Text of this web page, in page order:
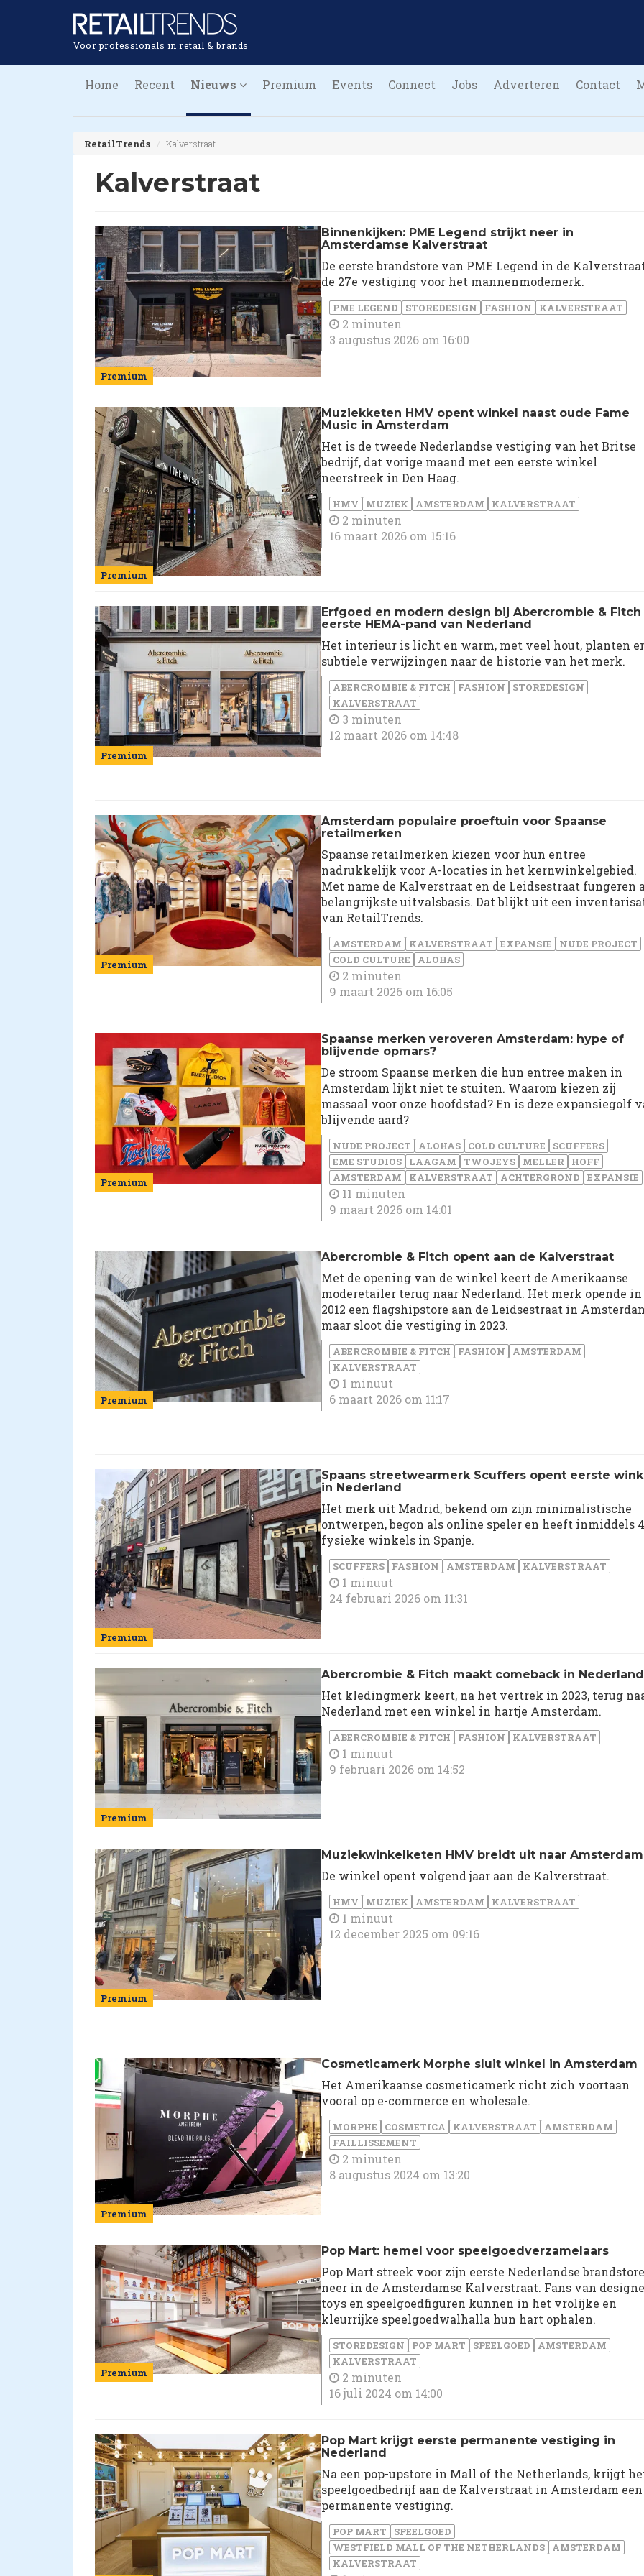
Voor professionals in retail & brands
Home Recent Nieuws Premium Events Connect Jobs Adverteren Contact
RetailTrends Kalverstraat
Kalverstraat
Premium
Binnenkijken: PME Legend strijkt neer in
Amsterdamse Kalverstraat
De eerste brandstore van PME Legend in de
de 27e vestiging voor het mannenmodemerk.
PME LEGEND STOREDESIGN FASHION KALVERSTRAAT
2 minuten
3 augustus 2026 om 16:00
Premium
Muziekketen HMV opent winkel naast oude Fame
Music in Amsterdam
Het is de tweede Nederlandse vestiging van het Britse
bedrijf, dat vorige maand met een eerste winkel
neerstreek in Den Haag.
HMV MUZIEK AMSTERDAM KALVERSTRAAT
2 minuten
16 maart 2026 om 15:16
Premium
Erfgoed en modern design bij Abercrombie & Fitch
eerste HEMA-pand van Nederland
Het interieur is licht en warm, met veel hout, planten
subtiele verwijzingen naar de historie van het merk.
ABERCROMBIE & FITCH FASHION
STOREDESIGN
KALVERSTRAAT
3 minuten
12 maart 2026 om 14:48
Premium
Amsterdam populaire proeftuin voor Spaanse
retailmerken
Spaanse retailmerken kiezen voor hun entree
nadrukkelijk voor A-locaties in het kernwinkelgebied.
Met name de Kalverstraat en de Leidsestraat fungeren
belangrijkste uitvalsbasis. Dat blijkt uit een
van RetailTrends.
AMSTERDAM KALVERSTRAAT EXPANSIE
NUDE PROJECT
COLD CULTURE
ALOHAS
2 minuten
9 maart 2026 om 16:05
Premium
Spaanse merken veroveren Amsterdam: hype of
blijvende opmars?
De stroom Spaanse merken die hun entree maken in
Amsterdam lijkt niet te stuiten. Waarom kiezen zij
massaal voor onze hoofdstad? En is deze expansiegolf
blijvende aard?
NUDE PROJECT ALOHAS COLD CULTURE
SCUFFERS
EME STUDIOS
LAAGAM TWOJEYS MELLER
HOFF
AMSTERDAM
KALVERSTRAAT ACHTERGROND EXPANSIE
11 minuten
9 maart 2026 om 14:01
Premium
Abercrombie & Fitch opent aan de Kalverstraat
Met de opening van de winkel keert de Amerikaanse
moderetailer terug naar Nederland. Het merk opende in
2012 een flagshipstore aan de Leidsestraat in
maar sloot die vestiging in 2023.
ABERCROMBIE & FITCH FASHION
AMSTERDAM
KALVERSTRAAT
1 minuut
6 maart 2026 om 11:17
Premium
Spaans streetwearmerk Scuffers opent eerste
in Nederland
Het merk uit Madrid, bekend om zijn minimalistische
ontwerpen, begon als online speler en heeft inmiddels 4
fysieke winkels in Spanje.
SCUFFERS FASHION AMSTERDAM KALVERSTRAAT
1 minuut
24 februari 2026 om 11:31
Premium
Abercrombie & Fitch maakt comeback in Nederland
Het kledingmerk keert, na het vertrek in 2023, terug
Nederland met een winkel in hartje Amsterdam.
ABERCROMBIE & FITCH FASHION KALVERSTRAAT
1 minuut
9 februari 2026 om 14:52
Premium
Muziekwinkelketen HMV breidt uit naar Amsterdam
De winkel opent volgend jaar aan de Kalverstraat.
HMV MUZIEK AMSTERDAM KALVERSTRAAT
1 minuut
12 december 2025 om 09:16
Premium
Cosmeticamerk Morphe sluit winkel in Amsterdam
Het Amerikaanse cosmeticamerk richt zich voortaan
vooral op e-commerce en wholesale.
MORPHE COSMETICA KALVERSTRAAT
AMSTERDAM
FAILLISSEMENT
2 minuten
8 augustus 2024 om 13:20
Premium
Pop Mart: hemel voor speelgoedverzamelaars
Pop Mart streek voor zijn eerste Nederlandse brandstore
neer in de Amsterdamse Kalverstraat. Fans van
toys en speelgoedfiguren kunnen in het vrolijke en
kleurrijke speelgoedwalhalla hun hart ophalen.
STOREDESIGN POP MART SPEELGOED
AMSTERDAM
KALVERSTRAAT
2 minuten
16 juli 2024 om 14:00
Pop Mart krijgt eerste permanente vestiging in
Nederland
Na een pop-upstore in Mall of the Netherlands, krijgt
speelgoedbedrijf aan de Kalverstraat in Amsterdam een
permanente vestiging.
POP MART
SPEELGOED
WESTFIELD MALL OF THE NETHERLANDS
AMSTERDAM
KALVERSTRAAT